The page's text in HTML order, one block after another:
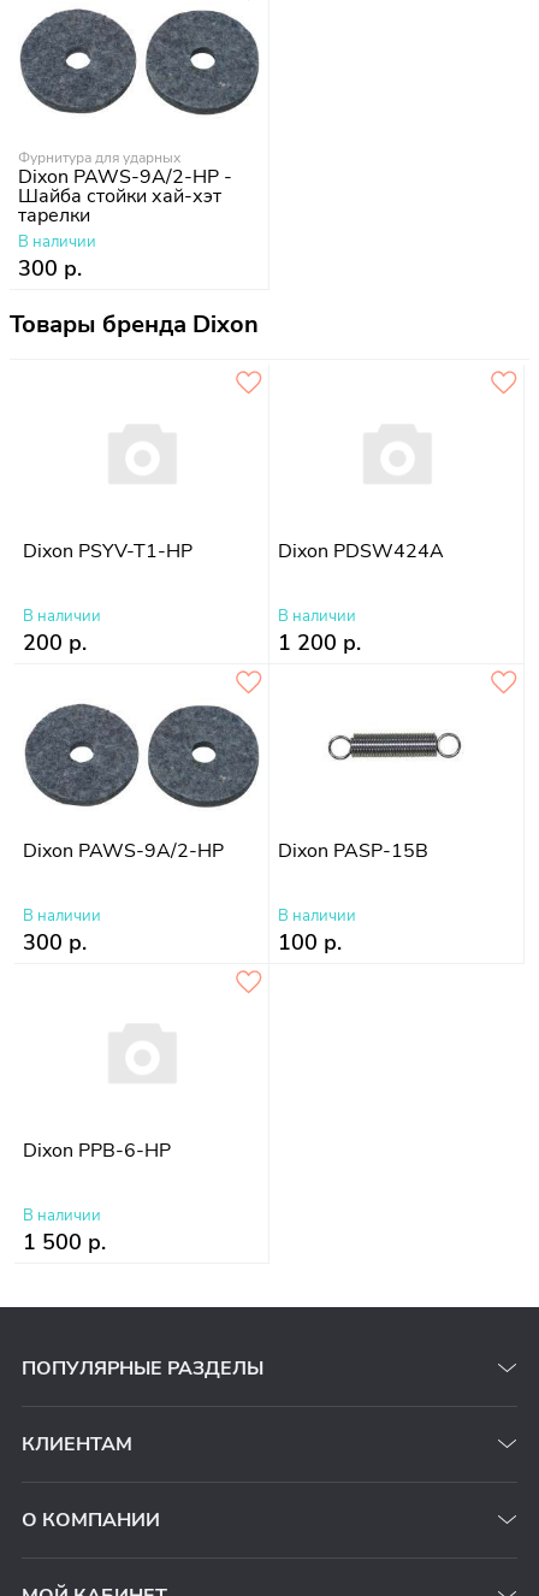
Фурнитура для ударных
Dixon PAWS-9A/2-HP -
Шайба стойки хай-хэт
тарелки
В наличии
300 р.
Товары бренда Dixon
Dixon PSYV-T1-HP
В наличии
200 р.
Dixon PDSW424A
В наличии
1 200 р.
Dixon PAWS-9A/2-HP
В наличии
300 р.
Dixon PASP-15B
В наличии
100 р.
Dixon PPB-6-HP
В наличии
1 500 р.
ПОПУЛЯРНЫЕ РАЗДЕЛЫ
КЛИЕНТАМ
О КОМПАНИИ